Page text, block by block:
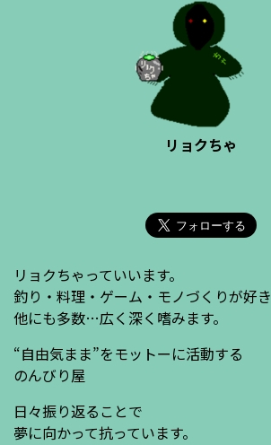
リョクちゃ
リョクちゃっていいます。
釣り・料理・ゲーム・モノづくりが好き
他にも多数…広く深く嗜みます。
“自由気まま”をモットーに活動する
のんびり屋
日々振り返ることで
夢に向かって抗っています。